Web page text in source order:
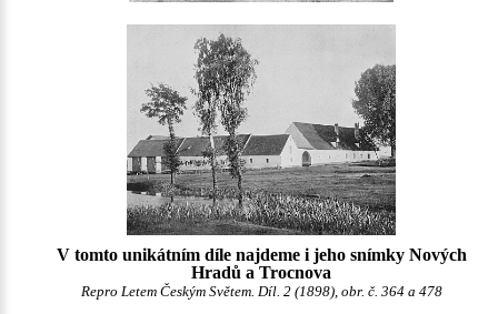
V tomto unikátním díle najdeme i jeho snímky Nových
Hradů a Trocnova
Repro Letem Českým Světem. Díl. 2 (1898), obr. č. 364 a 478